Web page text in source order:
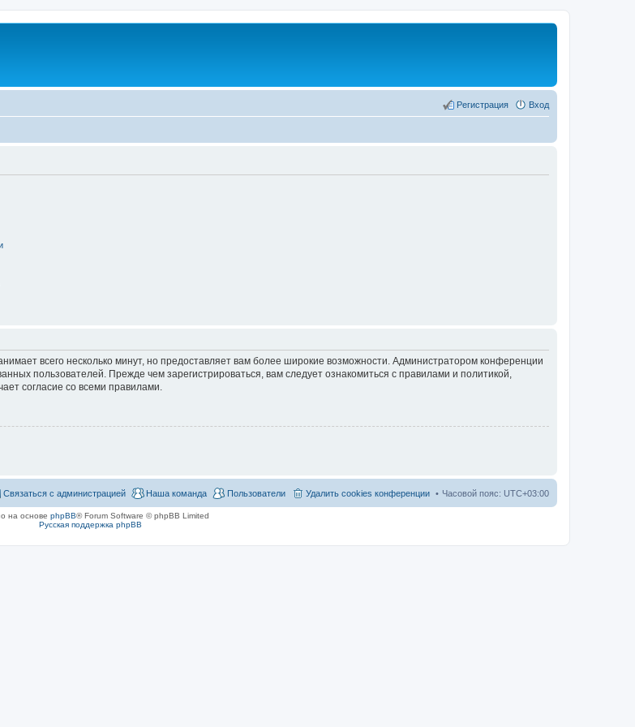
Вход
Регистрация
всего несколько минут, но предоставляет вам более широкие возможности. Администратором конференции
пользователей. Прежде чем зарегистрироваться, вам следует ознакомиться с правилами и политикой,
согласие со всеми правилами.
Часовой пояс: UTC+03:00
Удалить cookies конференции
Пользователи
Наша команда
Связаться с администрацией
на основе phpBB® Forum Software © phpBB Limited
Русская поддержка phpBB